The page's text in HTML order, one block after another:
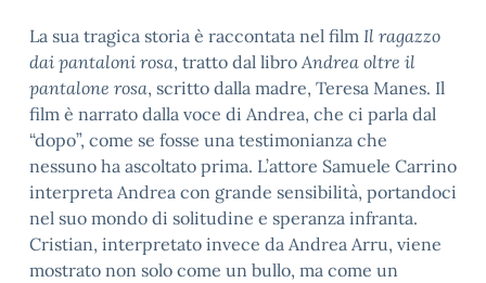
La sua tragica storia è raccontata nel film Il ragazzo
dai pantaloni rosa, tratto dal libro Andrea oltre il
pantalone rosa, scritto dalla madre, Teresa Manes. Il
film è narrato dalla voce di Andrea, che ci parla dal
“dopo”, come se fosse una testimonianza che
nessuno ha ascoltato prima. L’attore Samuele Carrino
interpreta Andrea con grande sensibilità, portandoci
nel suo mondo di solitudine e speranza infranta.
Cristian, interpretato invece da Andrea Arru, viene
mostrato non solo come un bullo, ma come un